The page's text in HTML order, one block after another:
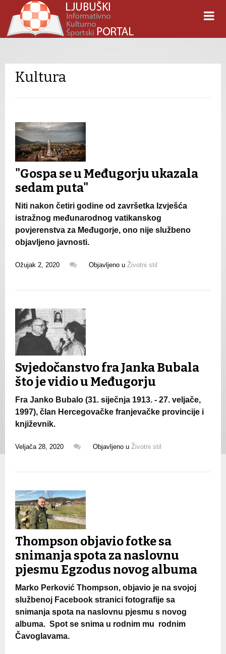
Kultura
"Gospa se u Međugorju ukazala
sedam puta"
Niti nakon četiri godine od završetka Izvješća
istražnog međunarodnog vatikanskog
povjerenstva za Međugorje, ono nije službeno
objavljeno javnosti.
Ožujak 2, 2020 Objavljeno u Životni stil
Svjedočanstvo fra Janka Bubala
što je vidio u Međugorju
Fra Janko Bubalo (31. siječnja 1913. - 27. veljače,
1997), član Hercegovačke franjevačke provincije i
književnik.
Veljača 28, 2020 Objavljeno u Životni stil
Thompson objavio fotke sa
snimanja spota za naslovnu
pjesmu Egzodus novog albuma
Marko Perković Thompson, objavio je na svojoj
službenoj Facebook stranici fotografije sa
snimanja spota na naslovnu pjesmu s novog
albuma. Spot se snima u rodnim mu rodnim
Čavoglavama.